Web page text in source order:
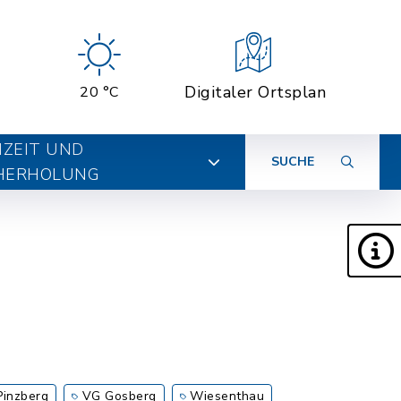
20 °C Digitaler Ortsplan
UND
SUCHE
VG Gosberg Wiesenthau